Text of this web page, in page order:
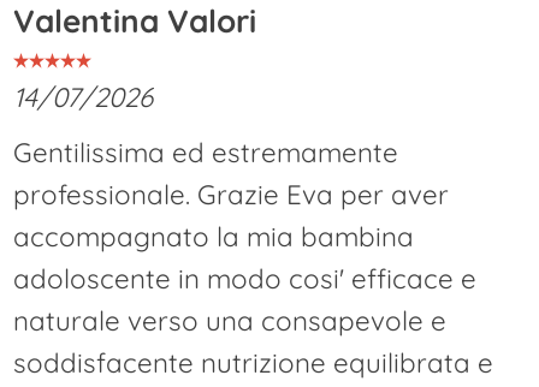
Valentina Valori
14/07/2026
Gentilissima ed estremamente
professionale. Grazie Eva per aver
accompagnato la mia bambina
adoloscente in modo cosi' efficace e
naturale verso una consapevole e
soddisfacente nutrizione equilibrata e